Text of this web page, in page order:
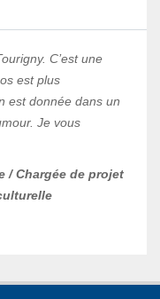
C’est une
est plus
est donnée dans un
Je vous
/ Chargée de projet